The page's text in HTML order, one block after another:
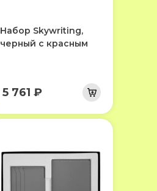
Набор Skywriting,
черный с красным
5 761 ₽